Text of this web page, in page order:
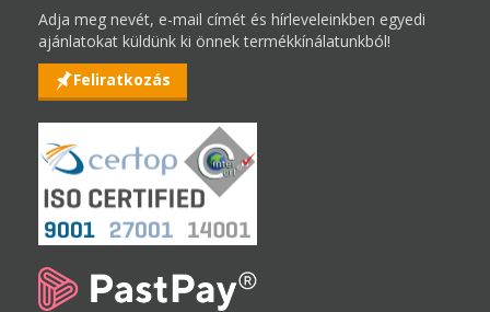
Adja meg nevét, e-mail címét és hírleveleinkben egyedi
ajánlatokat küldünk ki önnek termékkínálatunkból!
Feliratkozás